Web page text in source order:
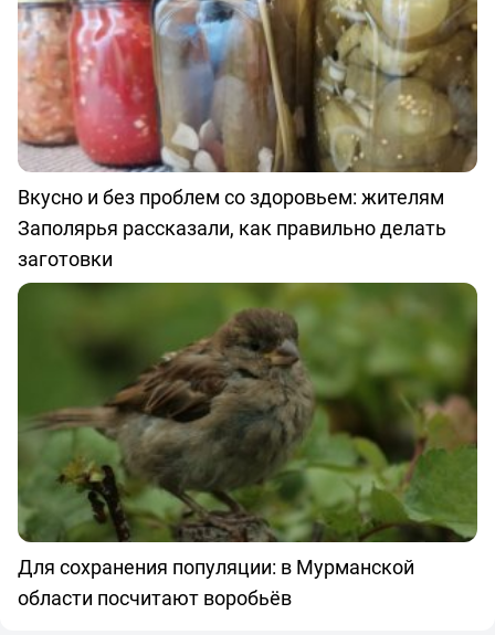
Вкусно и без проблем со здоровьем: жителям
Заполярья рассказали, как правильно делать
заготовки
Для сохранения популяции: в Мурманской
области посчитают воробьёв